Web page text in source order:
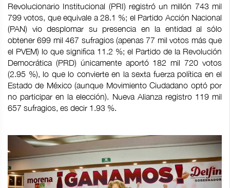
Revolucionario Institucional (PRI) registró un millón 743 mil
799 votos, que equivale a 28.1 %; el Partido Acción Nacional
(PAN) vio desplomar su presencia en la entidad al sólo
obtener 699 mil 467 sufragios (apenas 77 mil votos más que
el PVEM) lo que significa 11.2 %; el Partido de la Revolución
Democrática (PRD) únicamente aportó 182 mil 720 votos
(2.95 %), lo que lo convierte en la sexta fuerza política en el
Estado de México (aunque Movimiento Ciudadano optó por
no participar en la elección). Nueva Alianza registro 119 mil
657 sufragios, es decir 1.93 %.